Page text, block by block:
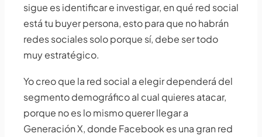
sigue es identificar e investigar, en qué red social
está tu buyer persona, esto para que no habrán
redes sociales solo porque sí, debe ser todo
muy estratégico.
Yo creo que la red social a elegir dependerá del
segmento demográfico al cual quieres atacar,
porque no es lo mismo querer llegar a
Generación X, donde Facebook es una gran red